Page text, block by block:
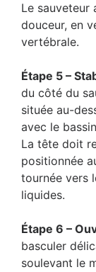
Le sauveteur
douceur, en
vertébrale.
Étape 5 –
du côté du
située au-
avec le
La tête doit
positionnée
tournée vers
liquides.
Étape 6 –
basculer
soulevant le